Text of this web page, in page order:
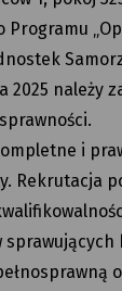
Programu
należy
i
Rekrutacja